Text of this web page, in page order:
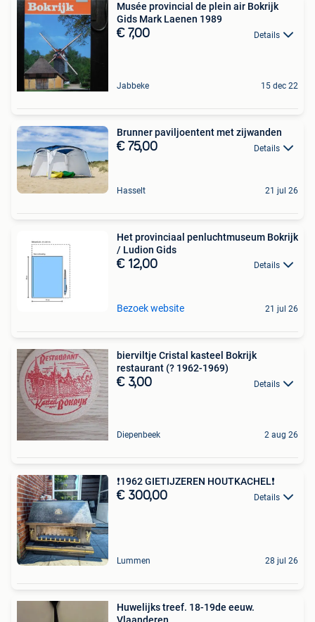
Musée provincial de plein air Bokrijk
Gids Mark Laenen 1989
€ 7,00 Details
Jabbeke 15 dec 22
Brunner paviljoentent met zijwanden
€ 75,00 Details
Hasselt 21 jul 26
Het provinciaal penluchtmuseum Bokrijk
/ Ludion Gids
€ 12,00 Details
Bezoek website 21 jul 26
bierviltje Cristal kasteel Bokrijk
restaurant (? 1962-1969)
€ 3,00 Details
Diepenbeek 2 aug 26
❗1962 GIETIJZEREN HOUTKACHEL❗
€ 300,00 Details
Lummen 28 jul 26
Huwelijks treef. 18-19de eeuw.